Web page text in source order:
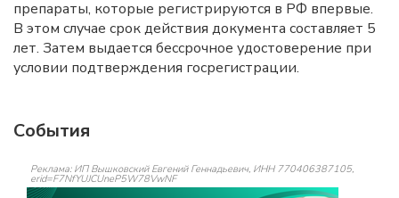
препараты, которые регистрируются в РФ впервые.
В этом случае срок действия документа составляет 5
лет. Затем выдается бессрочное удостоверение при
условии подтверждения госрегистрации.
События
Реклама: ИП Вышковский Евгений Геннадьевич, ИНН 770406387105,
erid=F7NfYUJCUneP5W78VwNF